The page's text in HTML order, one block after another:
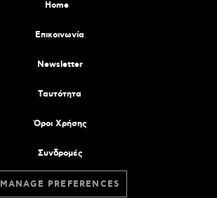
Home
Επικοινωνία
Newsletter
Tαυτότητα
Όροι Χρήσης
Συνδρομές
MANAGE PREFERENCES